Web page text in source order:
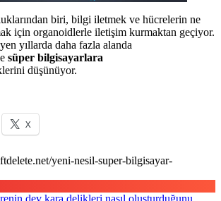
biri, bilgi iletmek ve hücrelerin ne
için organoidlerle iletişim kurmaktan geçiyor.
yıllarda daha fazla alanda
süper bilgisayarlara
düşünüyor.
X
yeni-nesil-super-bilgisayar-